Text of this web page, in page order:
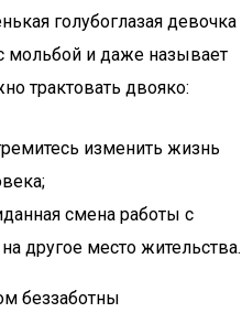
голубоглазая девочка
мольбой и даже называет
трактовать двояко:
изменить жизнь
смена работы с
другое место жительства.
беззаботны